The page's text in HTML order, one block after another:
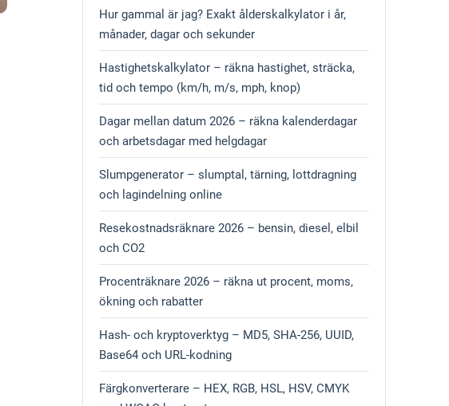
Hur gammal är jag? Exakt ålderskalkylator i år,
månader, dagar och sekunder
Hastighetskalkylator – räkna hastighet, sträcka,
tid och tempo (km/h, m/s, mph, knop)
Dagar mellan datum 2026 – räkna kalenderdagar
och arbetsdagar med helgdagar
Slumpgenerator – slumptal, tärning, lottdragning
och lagindelning online
Resekostnadsräknare 2026 – bensin, diesel, elbil
och CO2
Procenträknare 2026 – räkna ut procent, moms,
ökning och rabatter
Hash- och kryptoverktyg – MD5, SHA-256, UUID,
Base64 och URL-kodning
Färgkonverterare – HEX, RGB, HSL, HSV, CMYK